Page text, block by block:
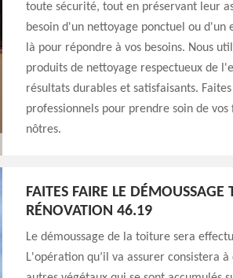
toute sécurité, tout en préservant leur
besoin d'un nettoyage ponctuel ou d'un
là pour répondre à vos besoins. Nous
produits de nettoyage respectueux de
résultats durables et satisfaisants.
professionnels pour prendre soin de
nôtres.
FAITES FAIRE LE DÉMOUSSAGE
RÉNOVATION 46.19
Le démoussage de la toiture sera
L'opération qu’il va assurer consistera